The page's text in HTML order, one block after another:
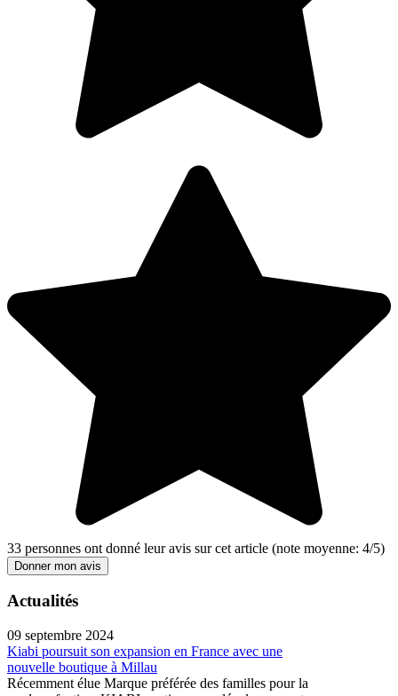
33 personnes ont donné leuravis sur cet article (note moyenne: 4/5)
Donner mon avis
Actualités
09 septembre 2024
Kiabi poursuit son expansion en France avec une
nouvelle boutique à Millau
Récemment élue Marque préférée des familles pour la